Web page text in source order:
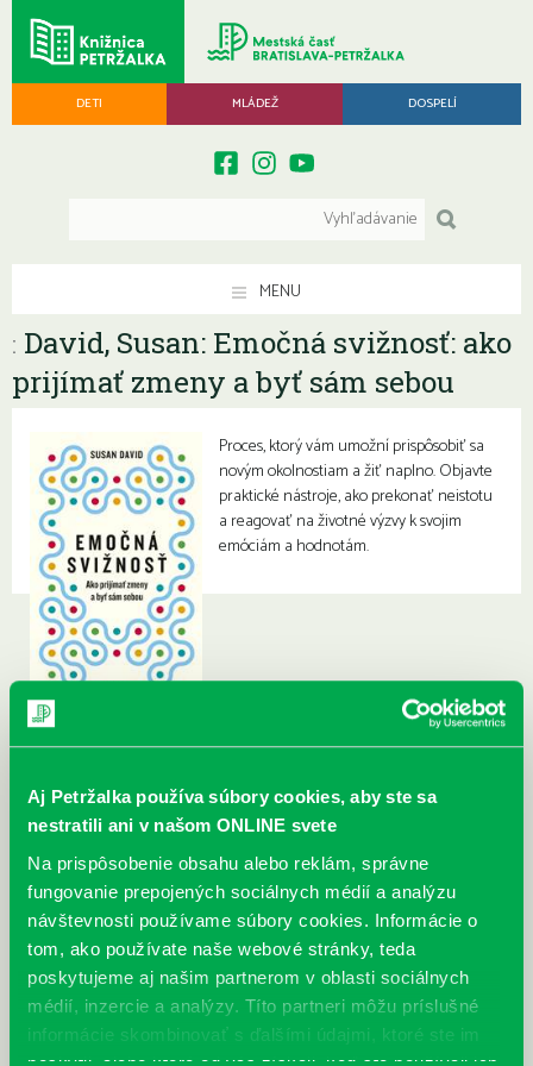
Aj Petržalka používa súbory cookies, aby ste sa
nestratili ani v našom ONLINE svete
Na prispôsobenie obsahu alebo reklám, správne
fungovanie prepojených sociálnych médií a analýzu
návštevnosti používame súbory cookies. Informácie o
tom, ako používate naše webové stránky, teda
poskytujeme aj našim partnerom v oblasti sociálnych
médií, inzercie a analýzy. Títo partneri môžu príslušné
informácie skombinovať s ďalšími údajmi, ktoré ste im
DETI MLÁDEŽ DOSPELÍ
MENU
: David, Susan: Emočná svižnosť: ako
prijímať zmeny a byť sám sebou
Proces, ktorý vám umožní prispôsobiť sa
novým okolnostiam a žiť naplno. Objavte
praktické nástroje, ako prekonať neistotu
a reagovať na životné výzvy k svojim
emóciám a hodnotám.